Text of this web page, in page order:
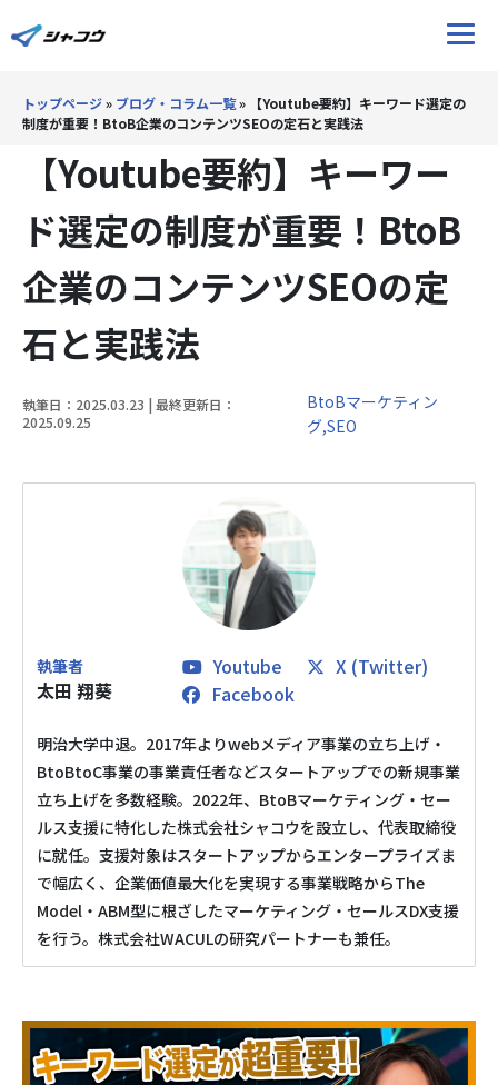
ホーム
サービス
ブログ
トップページ» ブログ・コラム一覧»
【Youtube要約】キーワード選定の
制度が重要！BtoB企業のコンテンツSEOの定石と実践法
【Youtube要約】キーワー
ド選定の制度が重要！BtoB
企業のコンテンツSEOの定
石と実践法
執筆日：2025.03.23 | 最終更新日：
2025.09.25
BtoBマーケティン
グ,SEO
太田 翔葵
Youtube
X (Twitter)
Facebook
明治大学中退。2017年よりwebメディア事業の立ち上げ・
BtoBtoC事業の事業責任者などスタートアップでの新規事業
立ち上げを多数経験。2022年、BtoBマーケティング・セー
ルス支援に特化した株式会社シャコウを設立し、代表取締役
に就任。支援対象はスタートアップからエンタープライズま
で幅広く、企業価値最大化を実現する事業戦略からThe
Model・ABM型に根ざしたマーケティング・セールスDX支援
を行う。株式会社WACULの研究パートナーも兼任。